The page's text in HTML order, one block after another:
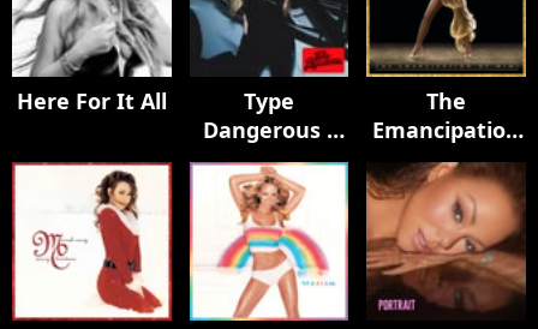
Here For It All
Type
Dangerous -
The Remixes
The
Emancipation
Of Mimi (20th
Anniversary
Edition)